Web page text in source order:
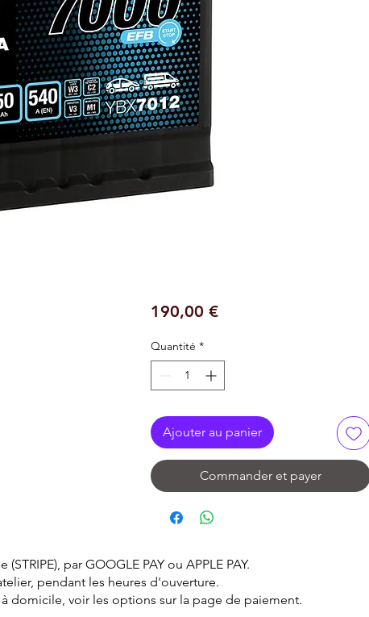
190,00 €Prix
Quantité *
Ajouter au panier
Commander et payer
par GOOGLE PAY ou APPLE PAY.
pendant les heures d'ouverture.
domicile, voir les options sur la page de paiement.